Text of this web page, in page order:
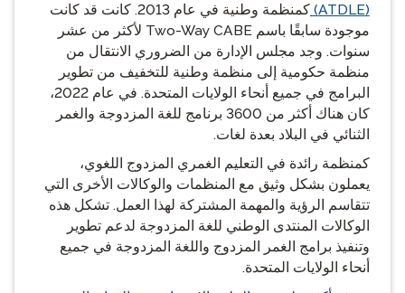
(ATDLE)
كمنظمة وطنية في عام 2013. كانت قد كانت
موجودة سابقًا باسم Two-Way CABE لأكثر من عشر
سنوات. وجد مجلس الإدارة من الضروري الانتقال من
منظمة حكومية إلى منظمة وطنية للتخفيف من تطوير
البرامج في جميع أنحاء الولايات المتحدة. في عام 2022،
كان هناك أكثر من 3600 برنامج للغة المزدوجة والغمر
الثنائي في البلاد بعدة لغات.
كمنظمة رائدة في التعليم الغمري المزدوج اللغوي،
يعملون بشكل وثيق مع المنظمات والوكالات الأخرى التي
تتقاسم الرؤية والمهمة المشتركة لهذا العمل. تشكل هذه
الوكالات المنتدى الوطني للغة المزدوجة لدعم تطوير
وتنفيذ برامج الغمر المزدوج واللغة المزدوجة في جميع
أنحاء الولايات المتحدة.